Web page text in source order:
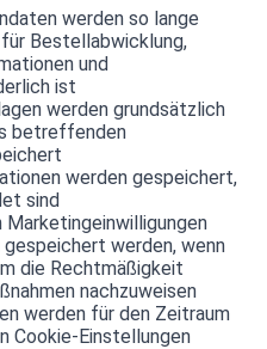
werden so lange
Bestellabwicklung,
und
ist
werden grundsätzlich
betreffenden
werden gespeichert,
sind
gespeichert werden, wenn
die Rechtmäßigkeit
nachzuweisen
werden für den Zeitraum
Cookie-Einstellungen